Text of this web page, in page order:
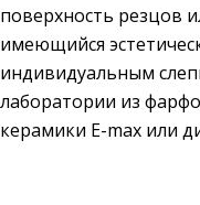
поверхность резцов
имеющийся
индивидуальным
лаборатории из
керамики E-max или